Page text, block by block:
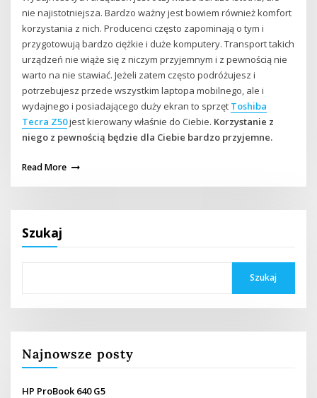
nie najistotniejsza. Bardzo ważny jest bowiem również komfort
korzystania z nich. Producenci często zapominają o tym i
przygotowują bardzo ciężkie i duże komputery. Transport takich
urządzeń nie wiąże się z niczym przyjemnym i z pewnością nie
warto na nie stawiać. Jeżeli zatem często podróżujesz i
potrzebujesz przede wszystkim laptopa mobilnego, ale i
wydajnego i posiadającego duży ekran to sprzęt Toshiba
Tecra Z50jest kierowany właśnie do Ciebie. Korzystanie z
niego z pewnością będzie dla Ciebie bardzo przyjemne.
Read More
Szukaj
Szukaj
Najnowsze posty
HP ProBook 640 G5